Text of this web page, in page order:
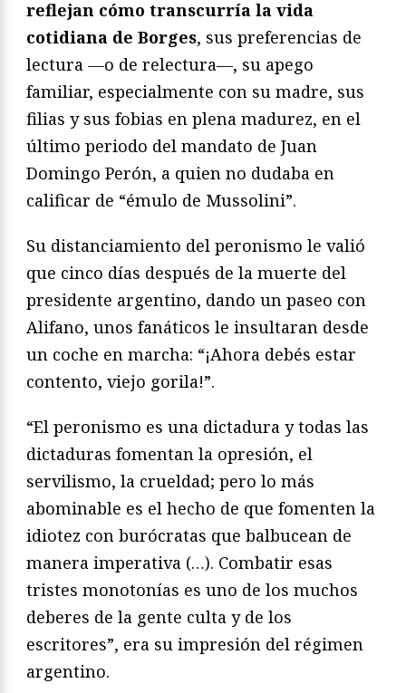
reflejan cómo transcurría la vida
cotidiana de Borges, sus preferencias de
lectura —o de relectura—, su apego
familiar, especialmente con su madre, sus
filias y sus fobias en plena madurez, en el
último periodo del mandato de Juan
Domingo Perón, a quien no dudaba en
calificar de “émulo de Mussolini”.
Su distanciamiento del peronismo le valió
que cinco días después de la muerte del
presidente argentino, dando un paseo con
Alifano, unos fanáticos le insultaran desde
un coche en marcha: “¡Ahora debés estar
contento, viejo gorila!”.
“El peronismo es una dictadura y todas las
dictaduras fomentan la opresión, el
servilismo, la crueldad; pero lo más
abominable es el hecho de que fomenten la
idiotez con burócratas que balbucean de
manera imperativa (…). Combatir esas
tristes monotonías es uno de los muchos
deberes de la gente culta y de los
escritores”, era su impresión del régimen
argentino.